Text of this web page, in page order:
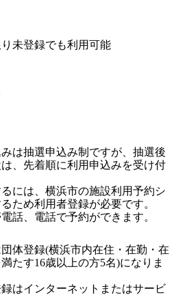
未登録でも利用可能
は抽選申込み制ですが、抽選後
、先着順に利用申込みを受け付
には、横浜市の施設利用予約シ
ため利用者登録が必要です。
話、電話で予約ができます。
体登録(横浜市内在住・在勤・在
たす16歳以上の方5名)になりま
はインターネットまたはサービ